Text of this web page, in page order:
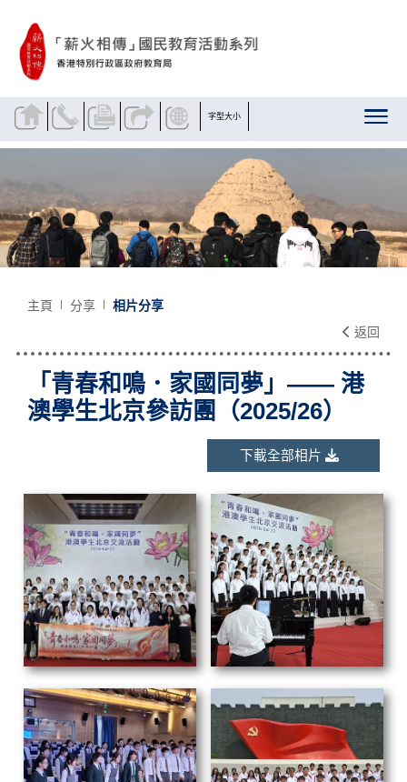
字型大小
主頁 分享
相片分享
返回
「青春和鳴．家國同夢」—— 港
澳學生北京參訪團（2025/26）
下載全部相片